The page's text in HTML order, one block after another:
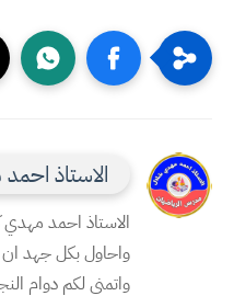
الاستاذ
الاستاذ احمد
واحاول بكل جهد
واتمنى لكم دوام